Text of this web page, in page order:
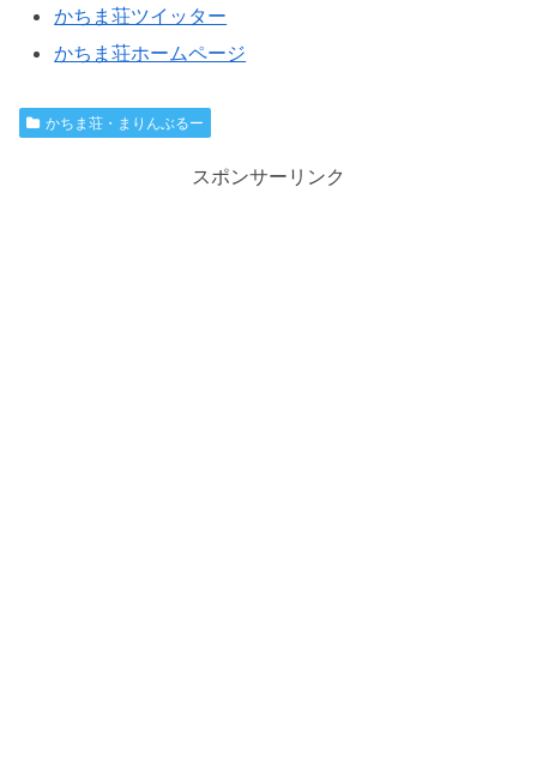
かちま荘ツイッター
かちま荘ホームページ
かちま荘・まりんぶるー
スポンサーリンク